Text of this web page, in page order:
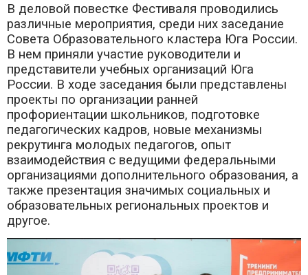
В деловой повестке Фестиваля проводились
различные мероприятия, среди них заседание
Совета Образовательного кластера Юга России.
В нем приняли участие руководители и
представители учебных организаций Юга
России. В ходе заседания были представлены
проекты по организации ранней
профориентации школьников, подготовке
педагогических кадров, новые механизмы
рекрутинга молодых педагогов, опыт
взаимодействия с ведущими федеральными
организациями дополнительного образования, а
также презентация значимых социальных и
образовательных региональных проектов и
другое.